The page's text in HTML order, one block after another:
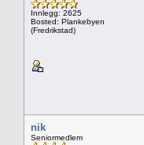
Innlegg: 2625
Bosted: Plankebyen
(Fredrikstad)
nik
Seniormedlem